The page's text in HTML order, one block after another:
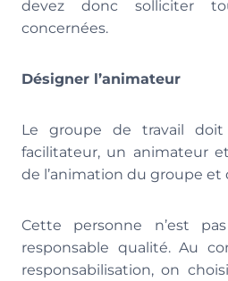
devez donc solliciter
concernées.
Désigner l’animateur
Le groupe de travail
facilitateur, un animateur
de l’animation du groupe et
Cette personne n’est
responsable qualité. Au
responsabilisation, on